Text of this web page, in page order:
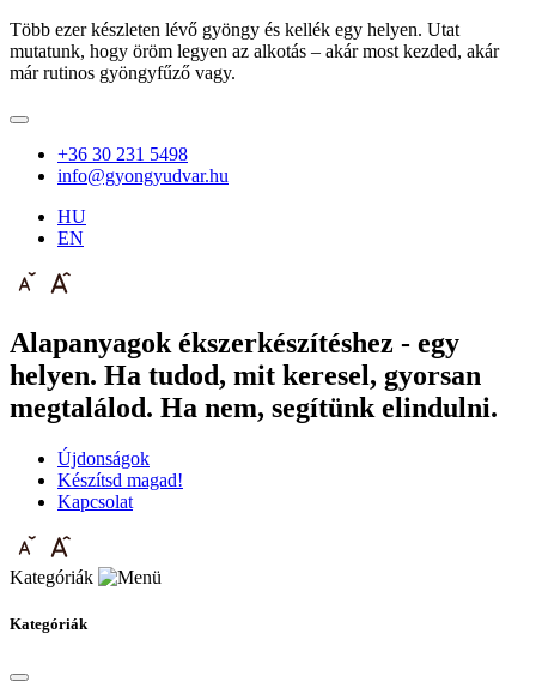
Több ezer készleten lévő gyöngy és kellék egy helyen. Utat
mutatunk, hogy öröm legyen az alkotás – akár most kezded, akár
már rutinos gyöngyfűző vagy.
+36 30 231 5498
info@gyongyudvar.hu
HU
EN
Alapanyagok ékszerkészítéshez - egy
helyen. Ha tudod, mit keresel, gyorsan
megtalálod. Ha nem, segítünk elindulni.
Újdonságok
Készítsd magad!
Kapcsolat
Kategóriák
Kategóriák